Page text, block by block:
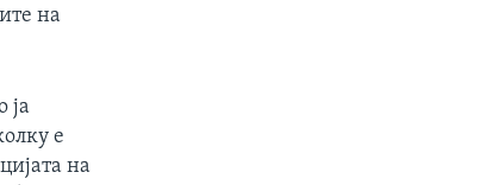
на
ја
е
на